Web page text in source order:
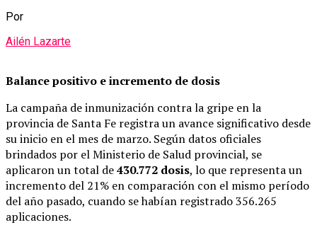
Por
Ailén Lazarte
Balance positivo e incremento de dosis
La campaña de inmunización contra la gripe en la
provincia de Santa Fe registra un avance significativo desde
su inicio en el mes de marzo. Según datos oficiales
brindados por el Ministerio de Salud provincial, se
aplicaron un total de430.772 dosis, lo que representa un
incremento del 21% en comparación con el mismo período
del año pasado, cuando se habían registrado 356.265
aplicaciones.